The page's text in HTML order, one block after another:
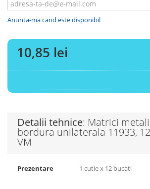
Anunta-ma cand este disponibil
10,85 lei
Detalii tehnice: Matrici
bordura unilaterala 11933,
VM
Prezentare 1 cutie x 12 bucati